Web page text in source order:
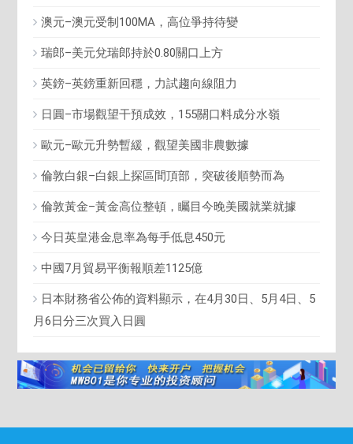
澳元–澳元受制100MA，高位爭持待變
瑞郎–美元兌瑞郎持於0.80關口上方
英鎊–英鎊重新回穩，力試趨向線阻力
日圓–市場觀望干預成效，155關口料成分水嶺
歐元–歐元升勢暫緩，觀望美國非農數據
倫敦白銀–白銀上探區間頂部，突破後順勢而為
倫敦黃金–黃金高位整頓，矚目今晚美國就業就據
今日英皇港金息率為每手低息450元
中國7月貿易平衡報順差1125億
日本財務省公佈的資料顯示，在4月30日、5月4日、5
月6日分三次買入日圓